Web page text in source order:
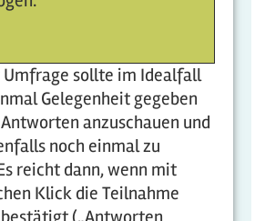
Umfrage sollte im Idealfall
Gelegenheit gegeben
anzuschauen und
noch einmal zu
reicht dann, wenn mit
Klick die Teilnahme